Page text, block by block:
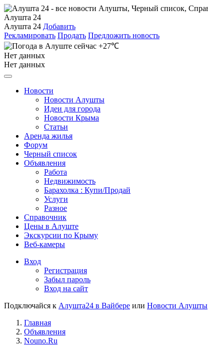
Алушта 24
Алушта 24 Добавить
Рекламировать Продать Предложить новость
+27℃
Нет данных
Нет данных
Новости
Новости Алушты
Идеи для города
Новости Крыма
Статьи
Аренда жилья
Форум
Черный список
Объявления
Работа
Недвижимость
Барахолка : Купи/Продай
Услуги
Разное
Справочник
Цены в Алуште
Экскурсии по Крыму
Веб-камеры
Вход
Регистрация
Забыл пароль
Вход на сайт
Подключайся к Алушта24 в Вайбере или Новости Алушты
Главная
Объявления
Nouno.Ru